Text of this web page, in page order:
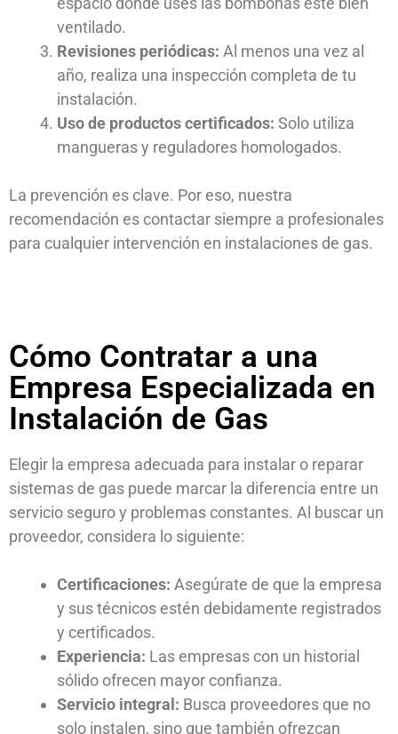
ventilado.
Revisiones periódicas: Al menos una vez al
año, realiza una inspección completa de tu
instalación.
Uso de productos certificados: Solo utiliza
mangueras y reguladores homologados.
La prevención es clave. Por eso, nuestra
recomendación es contactar siempre a profesionales
para cualquier intervención en instalaciones de gas.
Cómo Contratar a una
Empresa Especializada en
Instalación de Gas
Elegir la empresa adecuada para instalar o reparar
sistemas de gas puede marcar la diferencia entre un
servicio seguro y problemas constantes. Al buscar un
proveedor, considera lo siguiente:
Certificaciones: Asegúrate de que la empresa
y sus técnicos estén debidamente registrados
y certificados.
Experiencia: Las empresas con un historial
sólido ofrecen mayor confianza.
Servicio integral: Busca proveedores que no
solo instalen, sino que también ofrezcan